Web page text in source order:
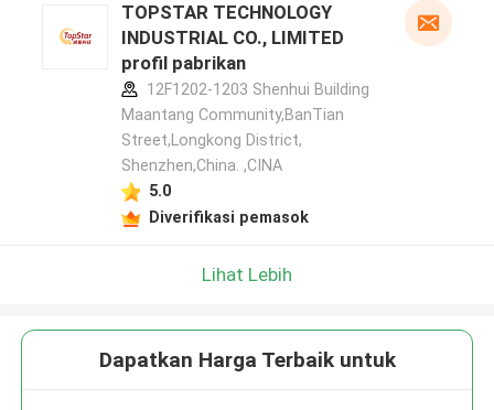
TOPSTAR TECHNOLOGY
INDUSTRIAL CO., LIMITED
profil pabrikan
12F1202-1203 Shenhui Building
Maantang Community,BanTian
Street,Longkong District,
Shenzhen,China. ,CINA
5.0
Diverifikasi pemasok
Lihat Lebih
Dapatkan Harga Terbaik untuk